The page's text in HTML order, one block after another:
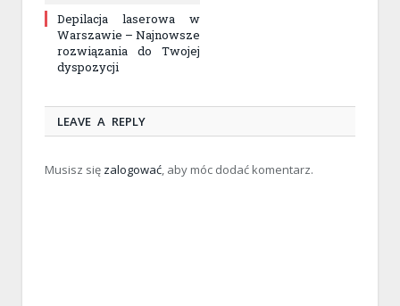
Depilacja laserowa w
Warszawie – Najnowsze
rozwiązania do Twojej
dyspozycji
LEAVE A REPLY
Musisz się zalogować, aby móc dodać komentarz.